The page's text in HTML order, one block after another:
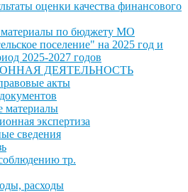
оценки качества финансового
по бюджету МО
поселение" на 2025 год и
2025-2027 годов
ДЕЯТЕЛЬНОСТЬ
акты
материалы
экспертиза
сведения
тр.
расходы